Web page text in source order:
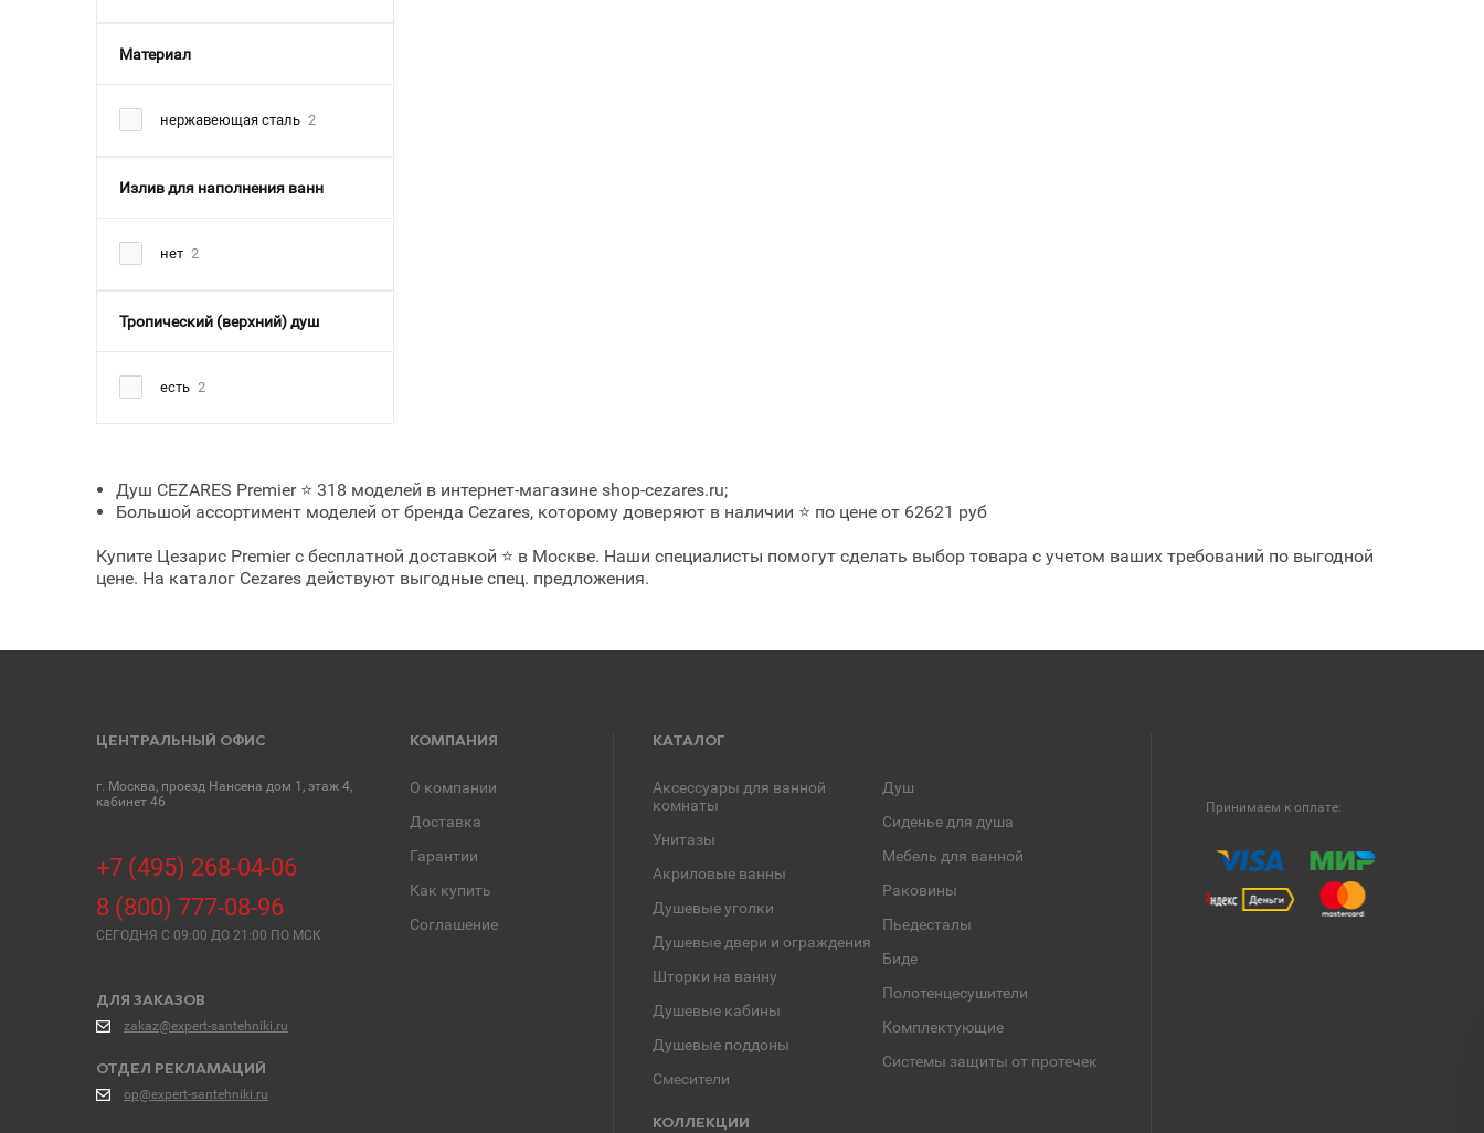
Материал
нержавеющая сталь 2
Излив для наполнения ванн
нет 2
Тропический (верхний) душ
есть 2
Душ CEZARES Premier ⭐ 318 моделей в интернет-магазине shop-cezares.ru;
Большой ассортимент моделей от бренда Cezares, которому доверяют в наличии ⭐ по цене от 62621 руб
Купите Цезарис Premier с бесплатной доставкой ⭐ в Москве. Наши специалисты помогут сделать выбор товара с учетом ваших требований по выгодной
цене. На каталог Cezares действуют выгодные спец. предложения.
ЦЕНТРАЛЬНЫЙ ОФИС
г. Москва, проезд Нансена дом 1, этаж 4,
кабинет 46
+7 (495) 268-04-06
8 (800) 777-08-96
СЕГОДНЯ C 09:00 ДО 21:00 ПО МСК
ДЛЯ ЗАКАЗОВ
zakaz@expert-santehniki.ru
ОТДЕЛ РЕКЛАМАЦИЙ
op@expert-santehniki.ru
КОМПАНИЯ
О компании
Доставка
Гарантии
Как купить
Соглашение
КАТАЛОГ
Аксессуары для ванной
комнаты
Унитазы
Акриловые ванны
Душевые уголки
Душевые двери и ограждения
Шторки на ванну
Душевые кабины
Душевые поддоны
Смесители
Душ
Сиденье для душа
Мебель для ванной
Раковины
Пьедесталы
Биде
Полотенцесушители
Комплектующие
Системы защиты от протечек
КОЛЛЕКЦИИ
Принимаем к оплате: